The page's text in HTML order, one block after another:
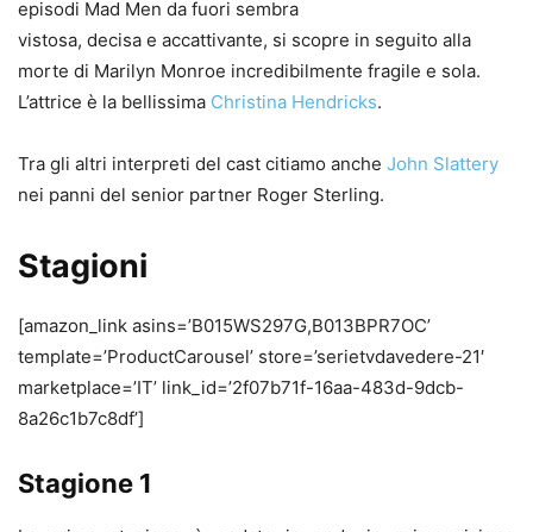
episodi Mad Men da fuori sembra
vistosa, decisa e accattivante, si scopre in seguito alla
morte di Marilyn Monroe incredibilmente fragile e sola.
L’attrice è la bellissima Christina Hendricks.
Tra gli altri interpreti del cast citiamo anche John Slattery
nei panni del senior partner Roger Sterling.
Stagioni
[amazon_link asins=’B015WS297G,B013BPR7OC’
template=’ProductCarousel’ store=’serietvdavedere-21′
marketplace=’IT’ link_id=’2f07b71f-16aa-483d-9dcb-
8a26c1b7c8df’]
Stagione 1